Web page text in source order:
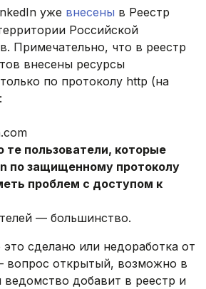
уже внесены в Реестр
Российской
Примечательно, что в реестр
внесены ресурсы
по протоколу http (на
те пользователи, которые
по защищенному протоколу
проблем с доступом к
— большинство.
сделано или недоработка от
вопрос открытый, возможно в
добавит в реестр и